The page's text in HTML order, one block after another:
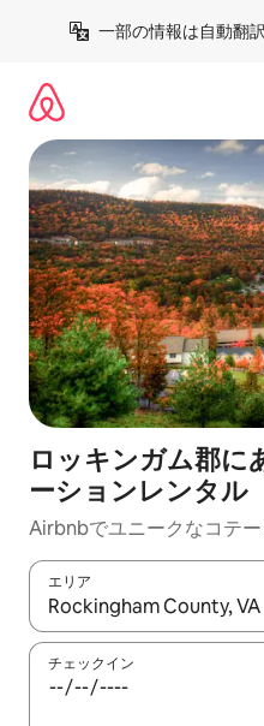
一部の情報は自動翻
ロッキンガム郡に
ーションレンタル
Airbnbでユニークなコテ
エリア
検索結果が表示されたら、
チェックイン